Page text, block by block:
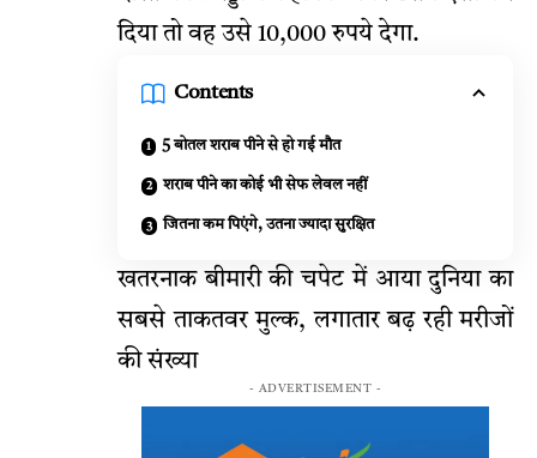
दिया तो वह उसे 10,000 रुपये देगा.
Contents
5 बोतल शराब पीने से हो गई मौत
शराब पीने का कोई भी सेफ लेवल नहीं
जितना कम पिएंगे, उतना ज्यादा सुरक्षित
खतरनाक बीमारी की चपेट में आया दुनिया का
सबसे ताकतवर मुल्क, लगातार बढ़ रही मरीजों
की संख्या
- ADVERTISEMENT -